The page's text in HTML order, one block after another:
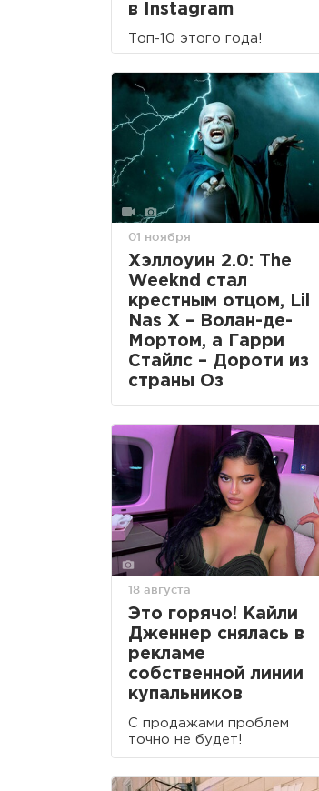
в Instagram
Топ-10 этого года!
01 ноября
Хэллоуин 2.0: The
Weeknd стал
крестным отцом, Lil
Nas X – Волан-де-
Мортом, а Гарри
Стайлс – Дороти из
страны Оз
18 августа
Это горячо! Кайли
Дженнер снялась в
рекламе
собственной линии
купальников
С продажами проблем
точно не будет!